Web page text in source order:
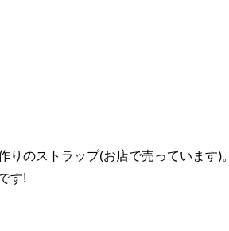
りのストラップ(お店で売っています)。
す!